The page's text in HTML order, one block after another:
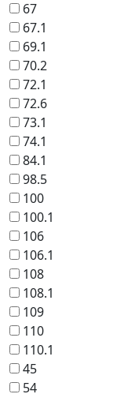
67
67.1
69.1
70.2
72.1
72.6
73.1
74.1
84.1
98.5
100
100.1
106
106.1
108
108.1
109
110
110.1
45
54